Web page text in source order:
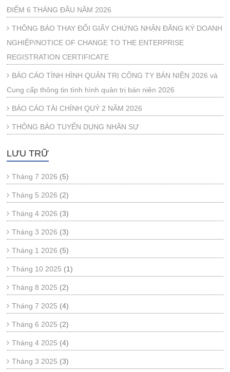
ĐIỂM 6 THÁNG ĐẦU NĂM 2026
THÔNG BÁO THAY ĐỔI GIẤY CHỨNG NHẬN ĐĂNG KÝ DOANH
NGHIỆP/NOTICE OF CHANGE TO THE ENTERPRISE
REGISTRATION CERTIFICATE
BÁO CÁO TÌNH HÌNH QUẢN TRỊ CÔNG TY BÁN NIÊN 2026 và
Cung cấp thông tin tình hình quản trị bán niên 2026
BÁO CÁO TÀI CHÍNH QUÝ 2 NĂM 2026
THÔNG BÁO TUYỂN DỤNG NHÂN SỰ
LƯU TRỮ
Tháng 7 2026 (5)
Tháng 5 2026 (2)
Tháng 4 2026 (3)
Tháng 3 2026 (3)
Tháng 1 2026 (5)
Tháng 10 2025 (1)
Tháng 8 2025 (2)
Tháng 7 2025 (4)
Tháng 6 2025 (2)
Tháng 4 2025 (4)
Tháng 3 2025 (3)